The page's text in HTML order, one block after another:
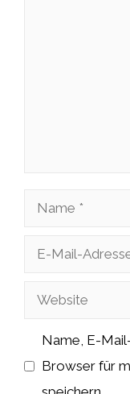
Name
Adresse
Website
Name, E-
Browser für